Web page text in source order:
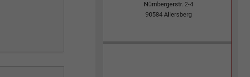
Nürnbergerstr. 2-4
90584 Allersberg